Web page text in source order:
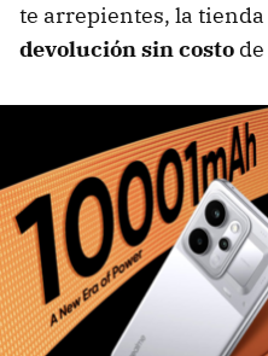
te arrepientes, la
devolución sin costo